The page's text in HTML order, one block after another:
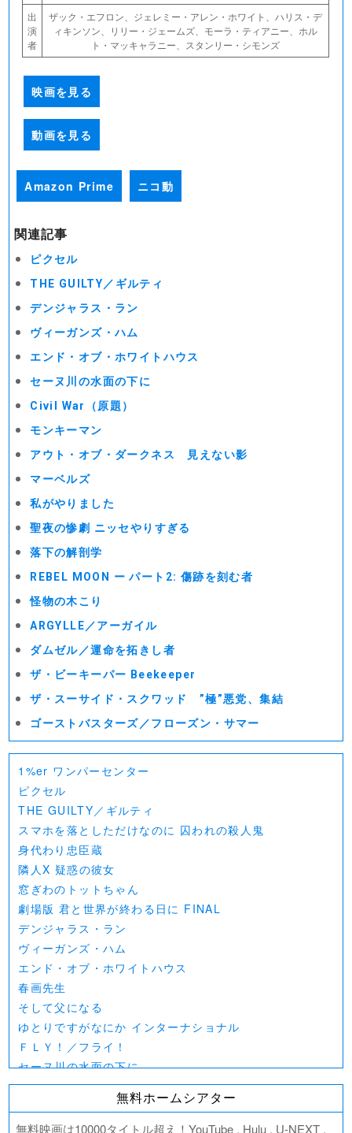
出
演
者
ザック・エフロン、ジェレミー・アレン・ホワイト、ハリス・デ
ィキンソン、リリー・ジェームズ、モーラ・ティアニー、ホル
ト・マッキャラニー、スタンリー・シモンズ
映画を見る
動画を見る
Amazon Prime ニコ動
関連記事
ピクセル
THE GUILTY／ギルティ
デンジャラス・ラン
ヴィーガンズ・ハム
エンド・オブ・ホワイトハウス
セーヌ川の水面の下に
Civil War（原題）
モンキーマン
アウト・オブ・ダークネス 見えない影
マーベルズ
私がやりました
聖夜の惨劇 ニッセやりすぎる
落下の解剖学
REBEL MOON ー パート2: 傷跡を刻む者
怪物の木こり
ARGYLLE／アーガイル
ダムゼル／運命を拓きし者
ザ・ビーキーパー Beekeeper
ザ・スーサイド・スクワッド ”極”悪党、集結
ゴーストバスターズ／フローズン・サマー
1%er ワンパーセンター
ピクセル
THE GUILTY／ギルティ
スマホを落としただけなのに 囚われの殺人鬼
身代わり忠臣蔵
隣人X 疑惑の彼女
窓ぎわのトットちゃん
劇場版 君と世界が終わる日に FINAL
デンジャラス・ラン
ヴィーガンズ・ハム
エンド・オブ・ホワイトハウス
春画先生
そして父になる
ゆとりですがなにか インターナショナル
ＦＬＹ！／フライ！
セーヌ川の水面の下に
北極百貨店のコンシェルジュさん
好きでも嫌いなあまのじゃく
デジモンアドベンチャー02 THE BEGINNING
無料ホームシアター
無料映画は10000タイトル超え！YouTube , Hulu , U-NEXT ,